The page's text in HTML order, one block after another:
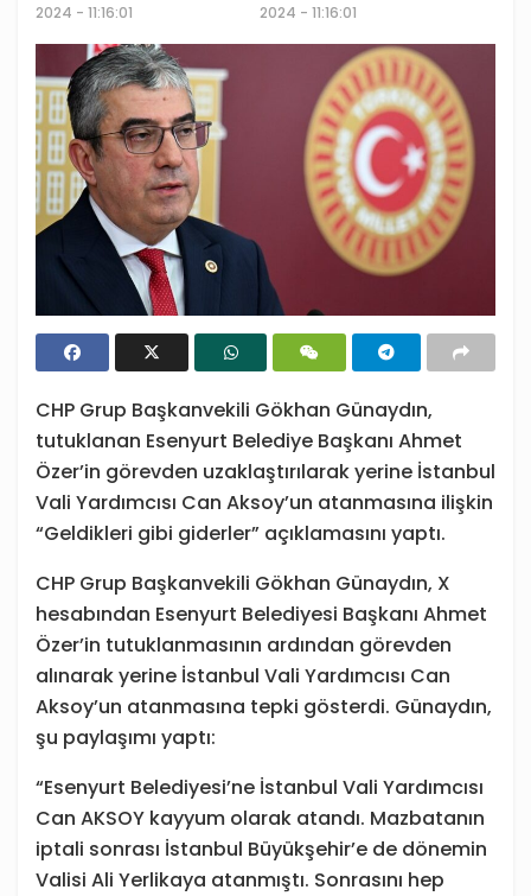
2024 - 11:16:01
2024 - 11:16:01
CHP Grup Başkanvekili Gökhan Günaydın,
tutuklanan Esenyurt Belediye Başkanı Ahmet
Özer’in görevden uzaklaştırılarak yerine İstanbul
Vali Yardımcısı Can Aksoy’un atanmasına ilişkin
“Geldikleri gibi giderler” açıklamasını yaptı.
CHP Grup Başkanvekili Gökhan Günaydın, X
hesabından Esenyurt Belediyesi Başkanı Ahmet
Özer’in tutuklanmasının ardından görevden
alınarak yerine İstanbul Vali Yardımcısı Can
Aksoy’un atanmasına tepki gösterdi. Günaydın,
şu paylaşımı yaptı:
“Esenyurt Belediyesi’ne İstanbul Vali Yardımcısı
Can AKSOY kayyum olarak atandı. Mazbatanın
iptali sonrası İstanbul Büyükşehir’e de dönemin
Valisi Ali Yerlikaya atanmıştı. Sonrasını hep